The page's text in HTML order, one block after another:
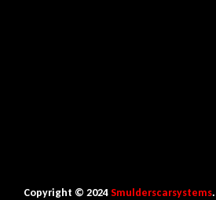
Copyright © 2024Smulderscarsystems